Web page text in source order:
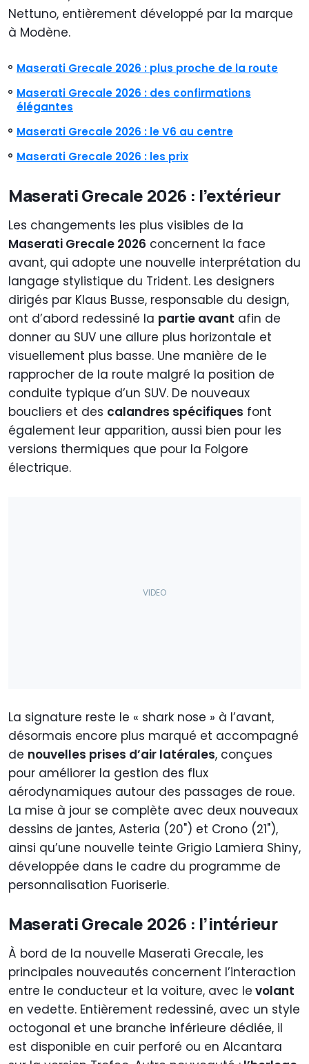
Nettuno, entièrement développé par la marque
à Modène.
Maserati Grecale 2026 : plus proche de la route
Maserati Grecale 2026 : des confirmations
élégantes
Maserati Grecale 2026 : le V6 au centre
Maserati Grecale 2026 : les prix
Maserati Grecale 2026 : l’extérieur
Les changements les plus visibles de la
Maserati Grecale 2026 concernent la face
avant, qui adopte une nouvelle interprétation du
langage stylistique du Trident. Les designers
dirigés par Klaus Busse, responsable du design,
ont d’abord redessiné la partie avant afin de
donner au SUV une allure plus horizontale et
visuellement plus basse. Une manière de le
rapprocher de la route malgré la position de
conduite typique d’un SUV. De nouveaux
boucliers et des calandres spécifiques font
également leur apparition, aussi bien pour les
versions thermiques que pour la Folgore
électrique.
La signature reste le « shark nose » à l’avant,
désormais encore plus marqué et accompagné
de nouvelles prises d’air latérales, conçues
pour améliorer la gestion des flux
aérodynamiques autour des passages de roue.
La mise à jour se complète avec deux nouveaux
dessins de jantes, Asteria (20") et Crono (21"),
ainsi qu’une nouvelle teinte Grigio Lamiera Shiny,
développée dans le cadre du programme de
personnalisation Fuoriserie.
Maserati Grecale 2026 : l’intérieur
À bord de la nouvelle Maserati Grecale, les
principales nouveautés concernent l’interaction
entre le conducteur et la voiture, avec le volant
en vedette. Entièrement redessiné, avec un style
octogonal et une branche inférieure dédiée, il
est disponible en cuir perforé ou en Alcantara